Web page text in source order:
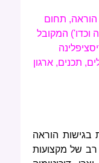
הוראה, תחום
וכדו') המקובל
תכנים, ארגון
בגישות הוראה
רב של מקצועות